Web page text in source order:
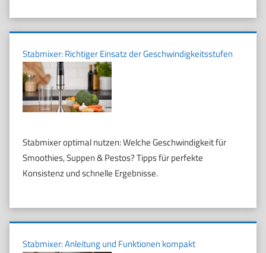
Stabmixer: Richtiger Einsatz der Geschwindigkeitsstufen
Stabmixer optimal nutzen: Welche Geschwindigkeit für
Smoothies, Suppen & Pestos? Tipps für perfekte
Konsistenz und schnelle Ergebnisse.
Stabmixer: Anleitung und Funktionen kompakt